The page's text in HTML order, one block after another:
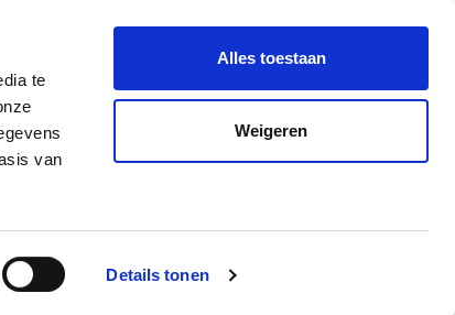
te
van
Details tonen
Alles toestaan
Weigeren
NL-NL
Milde Magere yoghurt 0,1% vet 5kg
yoghurt